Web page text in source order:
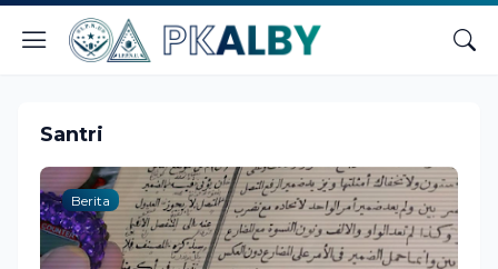
Santri
Berita